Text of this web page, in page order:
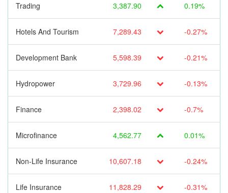
Trading 3,387.90 0.19%
Hotels And Tourism 7,289.43 -0.27%
Development Bank 5,598.39 -0.21%
Hydropower 3,729.96 -0.13%
Finance 2,398.02 -0.7%
Microfinance 4,562.77 0.01%
Non-Life Insurance 10,607.18 -0.24%
Life Insurance 11,828.29 -0.31%